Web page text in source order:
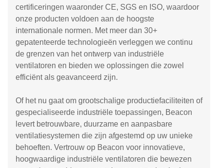
certificeringen waaronder CE, SGS en ISO, waardoor
onze producten voldoen aan de hoogste
internationale normen. Met meer dan 30+
gepatenteerde technologieën verleggen we continu
de grenzen van het ontwerp van industriële
ventilatoren en bieden we oplossingen die zowel
efficiënt als geavanceerd zijn.
Of het nu gaat om grootschalige productiefaciliteiten of
gespecialiseerde industriële toepassingen, Beacon
levert betrouwbare, duurzame en aanpasbare
ventilatiesystemen die zijn afgestemd op uw unieke
behoeften. Vertrouw op Beacon voor innovatieve,
hoogwaardige industriële ventilatoren die bewezen